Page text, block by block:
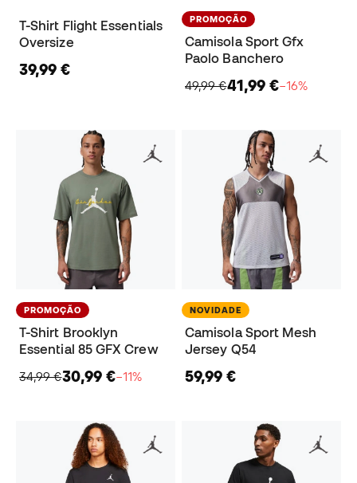
T-Shirt Flight Essentials
Oversize
39,99 €
PROMOÇÃO
Camisola Sport Gfx
Paolo Banchero
49,99 €41,99 €−16%
PROMOÇÃO
T-Shirt Brooklyn
Essential 85 GFX Crew
34,99 €30,99 €−11%
NOVIDADE
Camisola Sport Mesh
Jersey Q54
59,99 €